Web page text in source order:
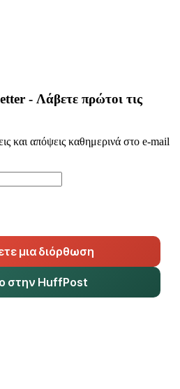
- Λάβετε πρώτοι τις
και απόψεις καθημερινά στο e-mail
μια διόρθωση
στην HuffPost